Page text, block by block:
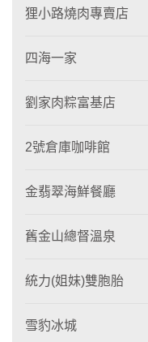
狸小路燒肉專賣店
四海一家
劉家肉粽富基店
2號倉庫咖啡館
金翡翠海鮮餐廳
舊金山總督溫泉
統力(姐妹)雙胞胎
雪豹冰城